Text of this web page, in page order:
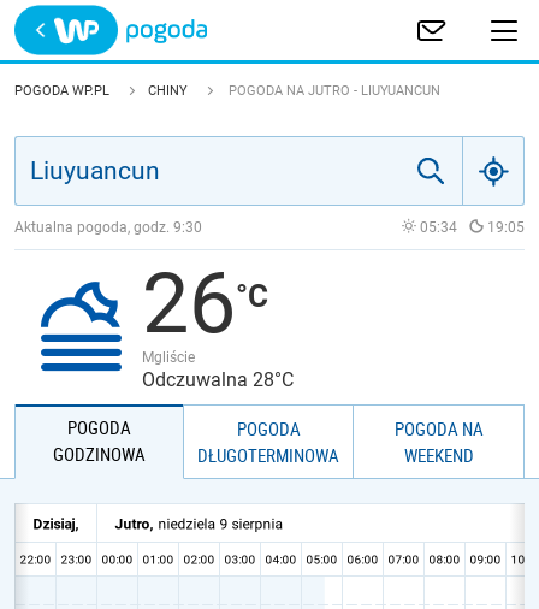
Trwa ładowanie
POLSKA
JAKOŚĆ POWIETRZA
POGODA WP.PL CHINY POGODA NA JUTRO - LIUYUANCUN
Aktualna pogoda, godz. 9:30 05:34 19:05
26
Mgliście
Odczuwalna 28°C
POGODA
GODZINOWA
POGODA
DŁUGOTERMINOWA
POGODA NA
WEEKEND